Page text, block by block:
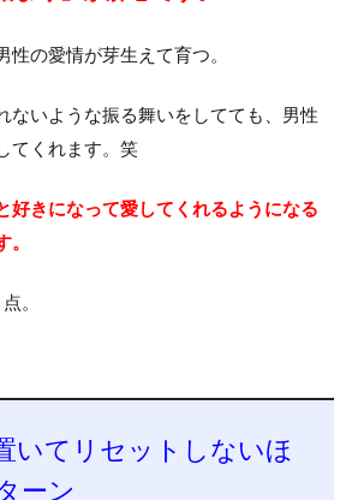
の愛情が芽生えて育つ。
ないような振る舞いをしてても、男性
てくれます。笑
好きになって愛してくれるようになる
。
いてリセットしないほ
ーン